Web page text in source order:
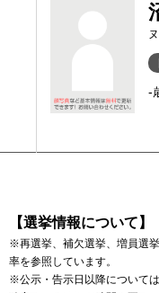
-
【選挙情報について】
※再選挙、補欠選挙、増員選
率を参照しています。
※公示・告示日以降について